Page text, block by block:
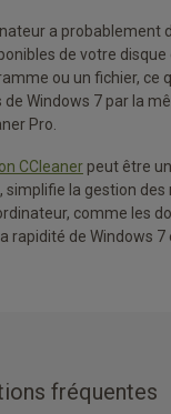
a probablement
de votre disque
ou un fichier,
Windows 7 par la
Pro.
CCleaner peut être
la gestion
comme les
de Windows 7
fréquentes